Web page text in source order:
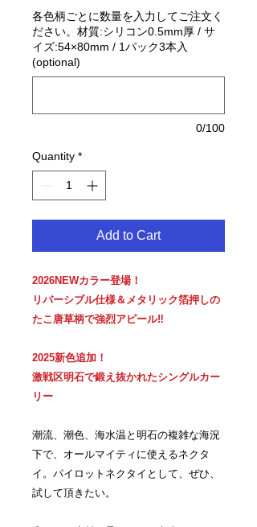
各色柄ごとに数量を入力してご注文く
ださい。材質:シリコン0.5mm厚 / サ
イズ:54×80mm / 1パック3本入
(optional)
0/100
Quantity *
Add to Cart
2026NEWカラー登場！
リバーシブル仕様＆メタリック箔押しの
たこ唐草柄で強烈アピール‼︎
2025新色追加！
激戦区明石で鍛え抜かれたシングルカー
リー
潮流、潮色、海水温と明石の複雑な海況
下で、オールマイティに使えるネクタ
イ。パイロットネクタイとして、ぜひ、
試して頂きたい。